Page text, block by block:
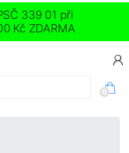
339 01 při
Kč ZDARMA
0